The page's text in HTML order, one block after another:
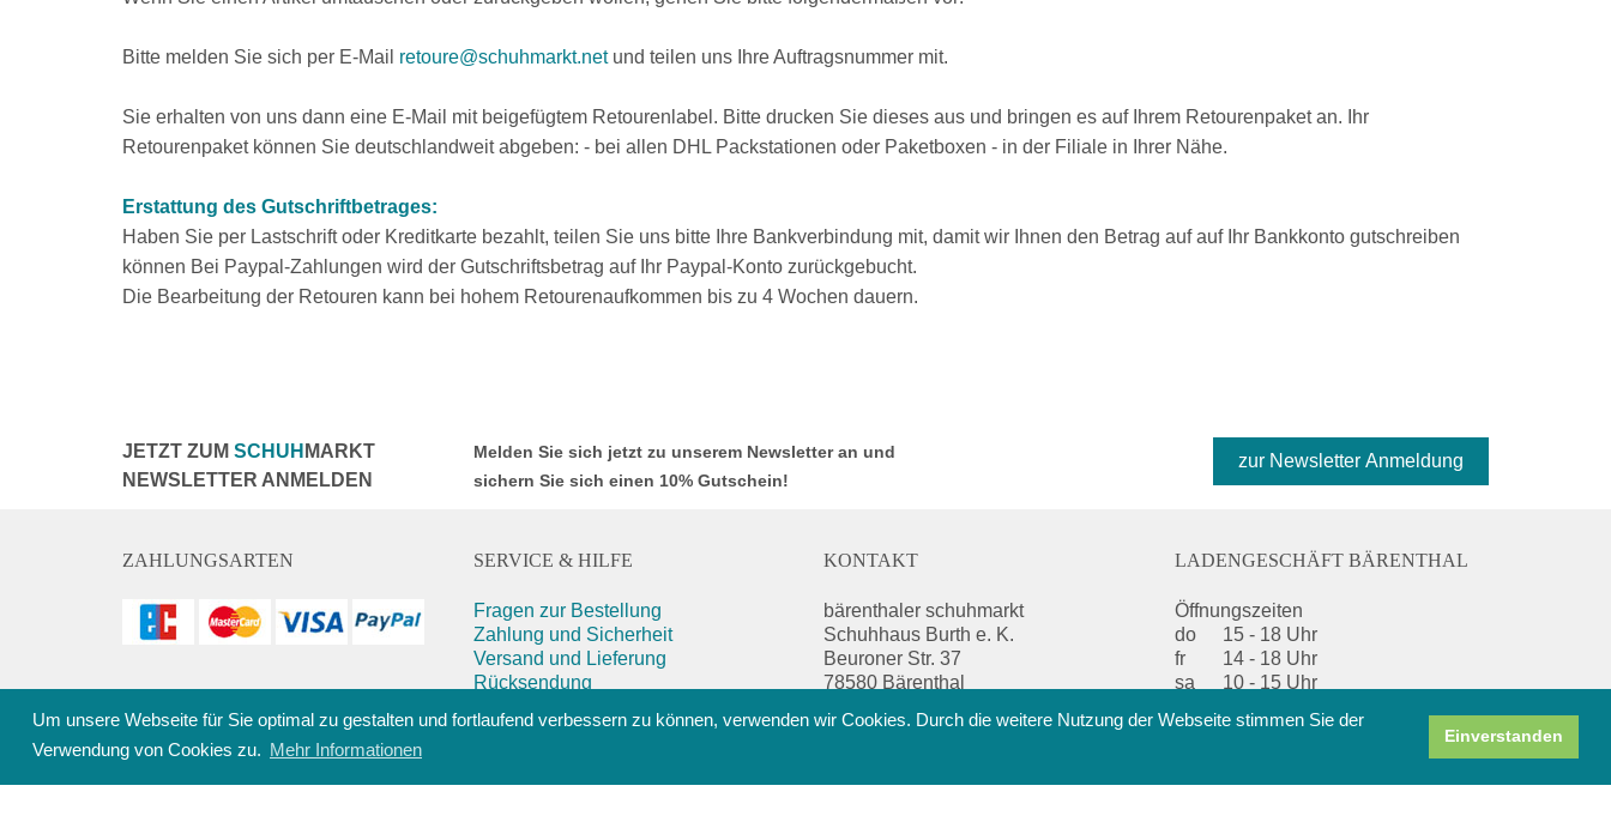
Um unsere Webseite für Sie optimal zu gestalten und fortlaufend verbessern zu können, verwenden wir Cookies. Durch die weitere Nutzung der Webseite stimmen Sie der
Verwendung von Cookies zu. Mehr Informationen
Einverstanden
Bitte melden Sie sich per E-Mail retoure@schuhmarkt.netund teilen uns Ihre Auftragsnummer mit.
Sie erhalten von uns dann eine E-Mail mit beigefügtem Retourenlabel. Bitte drucken Sie dieses aus und bringen es auf Ihrem Retourenpaket an. Ihr
Retourenpaket können Sie deutschlandweit abgeben: - bei allen DHL Packstationen oder Paketboxen - in der Filiale in Ihrer Nähe.
Erstattung des Gutschriftbetrages:
Haben Sie per Lastschrift oder Kreditkarte bezahlt, teilen Sie uns bitte Ihre Bankverbindung mit, damit wir Ihnen den Betrag auf auf Ihr Bankkonto gutschreiben
können Bei Paypal-Zahlungen wird der Gutschriftsbetrag auf Ihr Paypal-Konto zurückgebucht.
Die Bearbeitung der Retouren kann bei hohem Retourenaufkommen bis zu 4 Wochen dauern.
JETZT ZUM SCHUH MARKT
NEWSLETTER ANMELDEN
Melden Sie sich jetzt zu unserem Newsletter an und
sichern Sie sich einen 10% Gutschein!
ZAHLUNGSARTEN
Abbestellen
SERVICE & HILFE
Fragen zur Bestellung
Zahlung und Sicherheit
Versand und Lieferung
Rücksendung
Reinigung und Pflege
KONTAKT
bärenthaler schuhmarkt
Schuhhaus Burth e. K.
Beuroner Str. 37
78580 Bärenthal
(kostenlose Kundenhotline)
LADENGESCHÄFT BÄRENTHAL
Öffnungszeiten
do
15 - 18 Uhr
fr
14 - 18 Uhr
sa
10 - 15 Uhr
Über uns/ Anfahrt